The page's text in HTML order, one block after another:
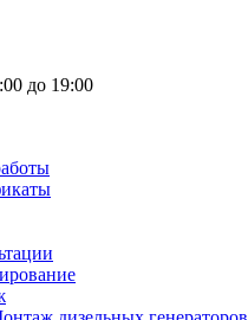
до 19:00